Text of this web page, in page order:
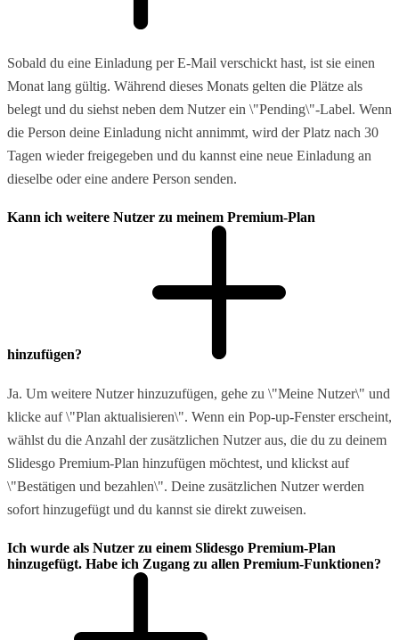
Sobald du eine Einladung per E-Mail verschickt hast, ist sie einen
Monat lang gültig. Während dieses Monats gelten die Plätze als
belegt und du siehst neben dem Nutzer ein \"Pending\"-Label. Wenn
die Person deine Einladung nicht annimmt, wird der Platz nach 30
Tagen wieder freigegeben und du kannst eine neue Einladung an
dieselbe oder eine andere Person senden.
Kann ich weitere Nutzer zu meinem Premium-Plan
hinzufügen?
Ja. Um weitere Nutzer hinzuzufügen, gehe zu \"Meine Nutzer\" und
klicke auf \"Plan aktualisieren\". Wenn ein Pop-up-Fenster erscheint,
wählst du die Anzahl der zusätzlichen Nutzer aus, die du zu deinem
Slidesgo Premium-Plan hinzufügen möchtest, und klickst auf
\"Bestätigen und bezahlen\". Deine zusätzlichen Nutzer werden
sofort hinzugefügt und du kannst sie direkt zuweisen.
Ich wurde als Nutzer zu einem Slidesgo Premium-Plan
hinzugefügt. Habe ich Zugang zu allen Premium-Funktionen?